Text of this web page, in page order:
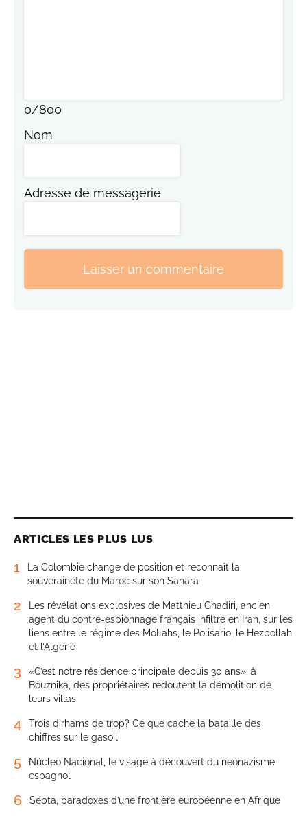
0/800
Nom
Adresse de messagerie
Laisser un commentaire
ARTICLES LES PLUS LUS
1
La Colombie change de position et reconnaît la
souveraineté du Maroc sur son Sahara
2
Les révélations explosives de Matthieu Ghadiri, ancien
agent du contre-espionnage français infiltré en Iran, sur les
liens entre le régime des Mollahs, le Polisario, le Hezbollah
et l’Algérie
3
«C’est notre résidence principale depuis 30 ans»: à
Bouznika, des propriétaires redoutent la démolition de
leurs villas
4
Trois dirhams de trop? Ce que cache la bataille des
chiffres sur le gasoil
5
Núcleo Nacional, le visage à découvert du néonazisme
espagnol
6 Sebta, paradoxes d’une frontière européenne en Afrique